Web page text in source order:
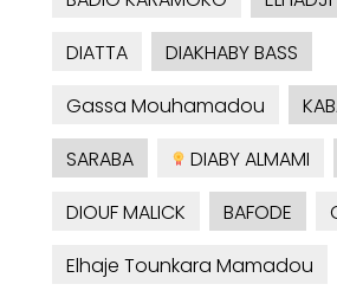
DIATTA
DIAKHABY BASS
Gassa Mouhamadou
SARABA
DIABY ALMAMI
DIOUF MALICK
BAFODE
Elhaje Tounkara Mamadou